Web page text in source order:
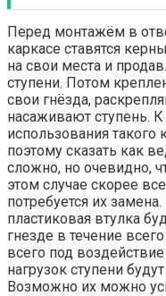
Перед монтажём в
каркасе ставятся
на свои места и
ступени. Потом
свои гнёзда,
насаживают ступень.
использования
поэтому сказать как
сложно, но очевидно,
этом случае скорее
потребуется их
пластиковая втулка
гнезде в течение
всего под
нагрузок ступени
Возможно их можно